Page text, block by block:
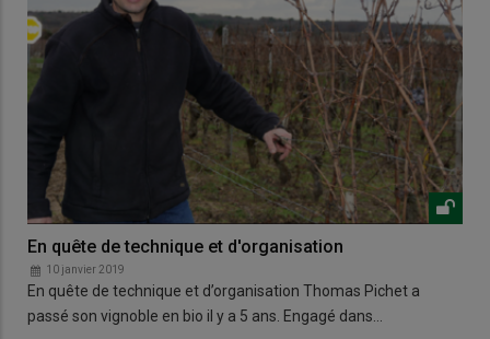
En quête de technique et d'organisation
10 janvier 2019
En quête de technique et d’organisation Thomas Pichet a
passé son vignoble en bio il y a 5 ans. Engagé dans…